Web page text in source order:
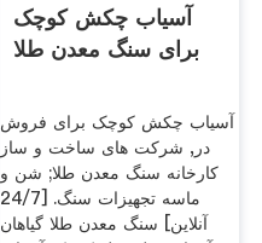
آسیاب چکش کوچک
برای سنگ معدن طلا
آسیاب چکش کوچک برای فروش
در, شرکت های ساخت و ساز
کارخانه سنگ معدن طلا; شن و
ماسه تجهیزات سنگ. [24/7
آنلاین] سنگ معدن طلا گیاهان